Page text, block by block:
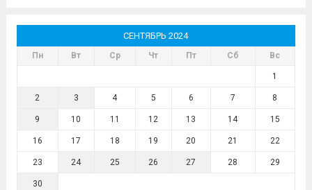
СЕНТЯБРЬ 2024
Пн Вт Ср Чт Пт Сб Вс
1
2 3 4 5 6 7 8
9 10 11 12 13 14 15
16 17 18 19 20 21 22
23 24 25 26 27 28 29
30